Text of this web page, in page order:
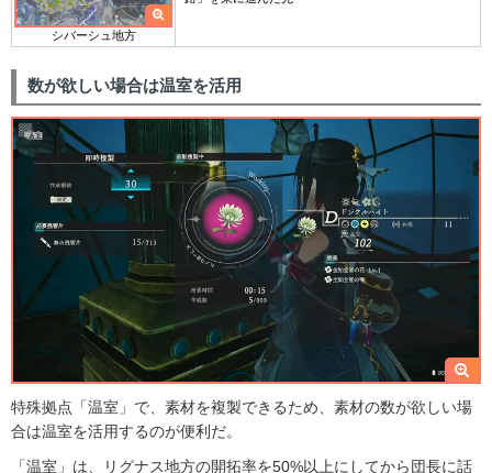
シバーシュ地方
数が欲しい場合は温室を活用
特殊拠点「温室」で、素材を複製できるため、素材の数が欲しい場
合は温室を活用するのが便利だ。
「温室」は、リグナス地方の開拓率を50%以上にしてから団長に話